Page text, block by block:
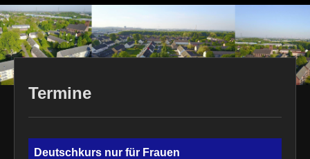
Zum
Inhalt
springen
Termine
Deutschkurs nur für Frauen